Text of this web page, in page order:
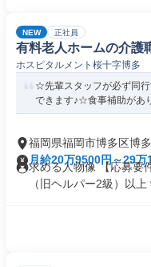
NEW 正社員
有料老人ホームの介護
ホスピタルメント桜十字博多
☆先輩スタッフが必ず同
できます♪☆食事補助があ
福岡県福岡市博多区博
月給20万9500円～29万
求める人物像 【応募要
（旧ヘルパー2級）以上